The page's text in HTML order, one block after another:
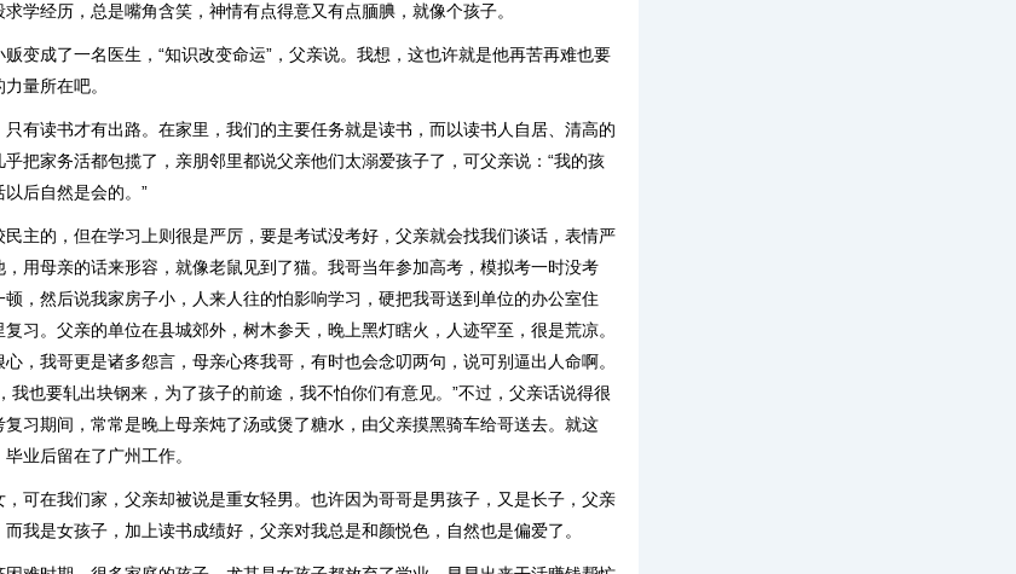
学经历，总是嘴角含笑，神情有点得意又有点腼腆，就像个孩子。
变成了一名医生，“知识改变命运”，父亲说。我想，这也许就是他再苦再难也要
量所在吧。
只有读书才有出路。在家里，我们的主要任务就是读书，而以读书人自居、清高的
把家务活都包揽了，亲朋邻里都说父亲他们太溺爱孩子了，可父亲说：“我的孩
后自然是会的。”
主的，但在学习上则很是严厉，要是考试没考好，父亲就会找我们谈话，表情严
用母亲的话来形容，就像老鼠见到了猫。我哥当年参加高考，模拟考一时没考
，然后说我家房子小，人来人往的怕影响学习，硬把我哥送到单位的办公室住
习。父亲的单位在县城郊外，树木参天，晚上黑灯瞎火，人迹罕至，很是荒凉。
，我哥更是诸多怨言，母亲心疼我哥，有时也会念叨两句，说可别逼出人命啊。
我也要轧出块钢来，为了孩子的前途，我不怕你们有意见。”不过，父亲话说得很
习期间，常常是晚上母亲炖了汤或煲了糖水，由父亲摸黑骑车给哥送去。就这
业后留在了广州工作。
，可在我们家，父亲却被说是重女轻男。也许因为哥哥是男孩子，又是长子，父亲
我是女孩子，加上读书成绩好，父亲对我总是和颜悦色，自然也是偏爱了。